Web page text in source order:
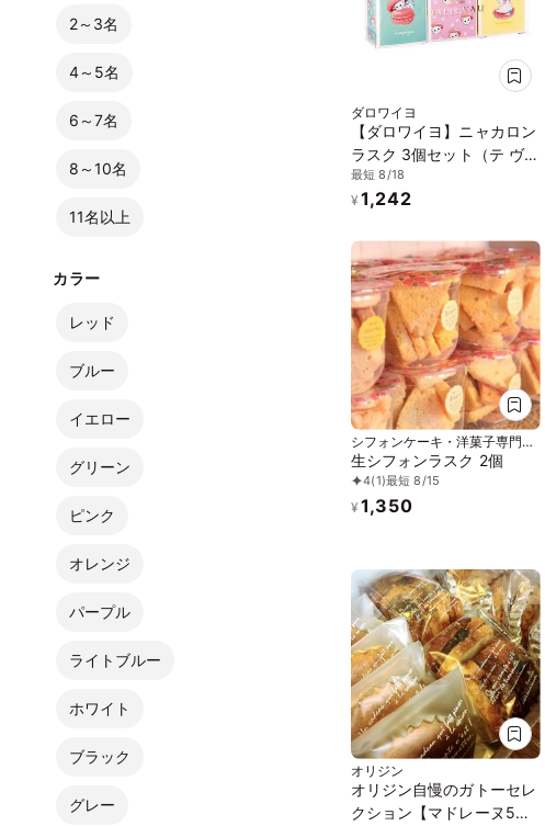
2～3名
4～5名
6～7名
8～10名
11名以上
カラー
レッド
ブルー
イエロー
グリーン
ピンク
オレンジ
パープル
ライトブルー
ホワイト
ブラック
グレー
ダロワイヨ
【ダロワイヨ】ニャカロン
ラスク 3個セット（テ ヴェ
ール風味/フレーズ風味/シ
トロン風味）
最短 8/18
¥ 1,242
シフォンケーキ・洋菓子専門店
kunneko
生シフォンラスク 2個
4(1)最短 8/15
¥ 1,350
オリジン
オリジン自慢のガトーセレ
クション【マドレーヌ5個